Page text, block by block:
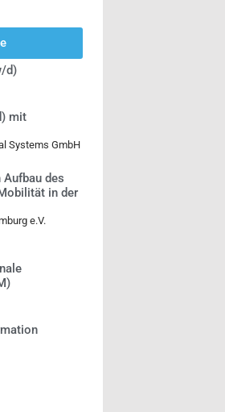
d)
mit
Systems GmbH
des
in der
e.V.